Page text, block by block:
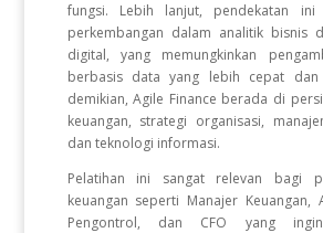
fungsi. Lebih lanjut, pendekatan ini
perkembangan dalam analitik bisnis
digital, yang memungkinkan
berbasis data yang lebih cepat dan
demikian, Agile Finance berada di
keuangan, strategi organisasi,
dan teknologi informasi.
Pelatihan ini sangat relevan bagi
keuangan seperti Manajer Keuangan,
Pengontrol, dan CFO yang ingin